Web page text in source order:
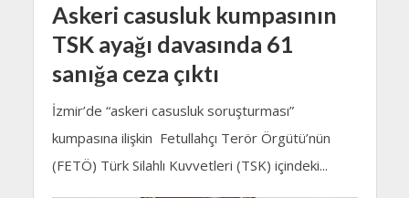
Askeri casusluk kumpasının
TSK ayağı davasında 61
sanığa ceza çıktı
İzmir’de “askeri casusluk soruşturması”
kumpasına ilişkin Fetullahçı Terör Örgütü’nün
(FETÖ) Türk Silahlı Kuvvetleri (TSK) içindeki...